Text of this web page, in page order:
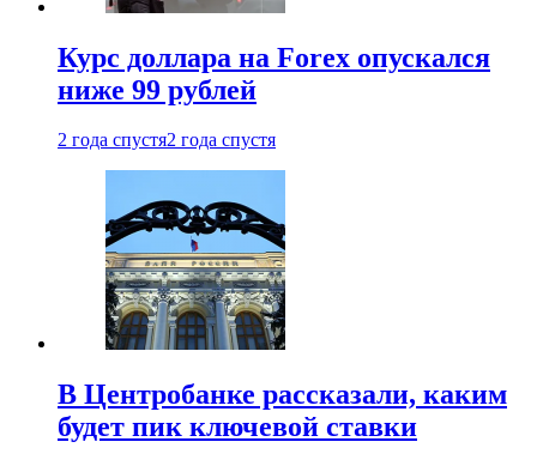
Курс доллара на Forex опускался
ниже 99 рублей
2 года спустя2 года спустя
В Центробанке рассказали, каким
будет пик ключевой ставки